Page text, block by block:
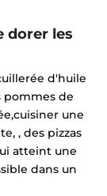
dorer les
d'huile
pommes de
une
, des pizzas
atteint une
dans un